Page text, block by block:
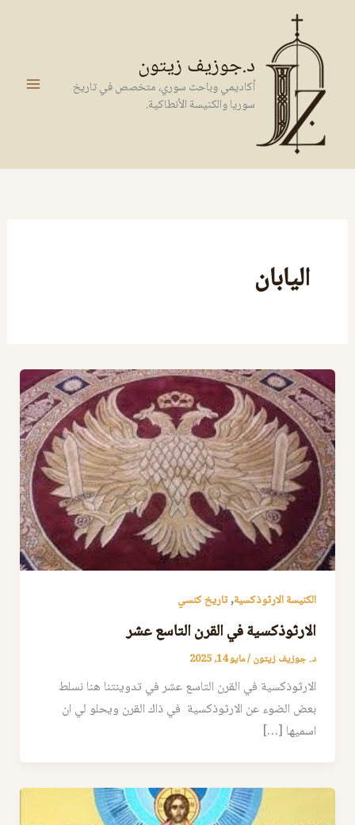
المحتوى
د.جوزيف زيتون
أكاديمي وباحث سوري، متخصص في تاريخ
سوريا والكنيسة الأنطاكية.
اليابان
الكنيسة الارثوذكسية,تاريخ كنسي
الارثوذكسية في القرن التاسع عشر
د. جوزيف زيتون/مايو 14, 2025
الارثوذكسية في القرن التاسع عشر في تدوينتنا هنا نسلط
بعض الضوء عن الارثوذكسية في ذاك القرن ويحلو لي ان
اسميها […]